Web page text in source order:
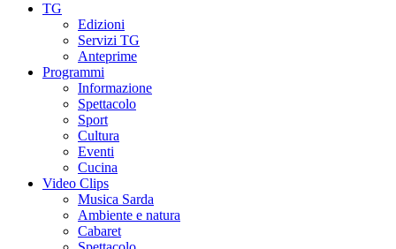
TG
Edizioni
Servizi TG
Anteprime
Programmi
Informazione
Spettacolo
Sport
Cultura
Eventi
Cucina
Video Clips
Musica Sarda
Ambiente e natura
Cabaret